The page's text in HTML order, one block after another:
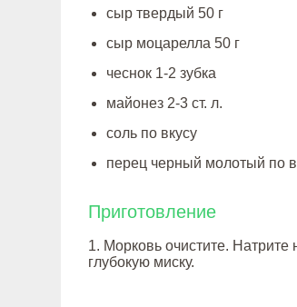
сыр твердый 50 г
сыр моцарелла 50 г
чеснок 1-2 зубка
майонез 2-3 ст. л.
соль по вкусу
перец черный молотый по
Приготовление
1. Морковь очистите. Натрите
глубокую миску.